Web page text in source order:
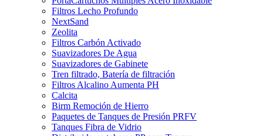
Filtros Lecho Profundo
NextSand
Zeolita
Filtros Carbón Activado
Suavizadores De Agua
Suavizadores de Gabinete
Tren filtrado, Batería de filtración
Filtros Alcalino Aumenta PH
Calcita
Birm Remoción de Hierro
Paquetes de Tanques de Presión PRFV
Tanques Fibra de Vidrio